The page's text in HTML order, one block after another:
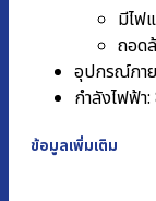
มีไฟ
ถอด
อุปกรณ์ภา
กำลังไฟฟ้า
ข้อมูลเพิ่มเติม